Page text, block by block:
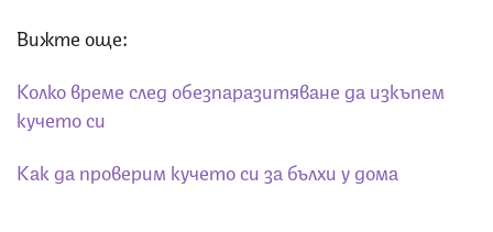
Вижте още:
Колко време след обезпаразитяване да изкъпем
кучето си
Как да проверим кучето си за бълхи у дома